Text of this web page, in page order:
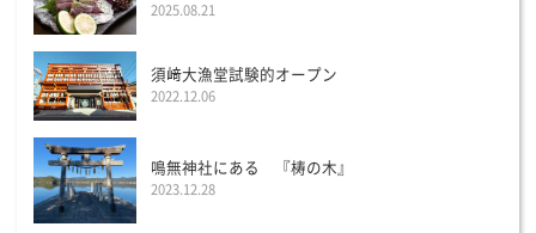
2025.08.21
須﨑大漁堂試験的オープン
2022.12.06
鳴無神社にある 『梼の木』
2023.12.28